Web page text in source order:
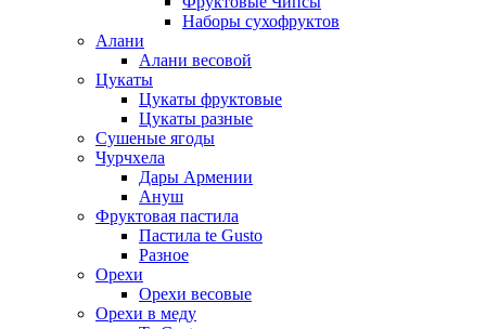
Наборы сухофруктов
Алани
Алани весовой
Цукаты
Цукаты фруктовые
Цукаты разные
Сушеные ягоды
Чурчхела
Дары Армении
Ануш
Фруктовая пастила
Пастила te Gusto
Разное
Орехи
Орехи весовые
Орехи в меду